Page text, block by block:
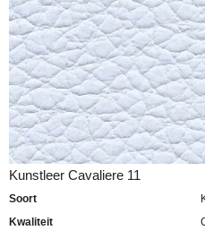
Kunstleer Cavaliere 11
Soort
Kwaliteit